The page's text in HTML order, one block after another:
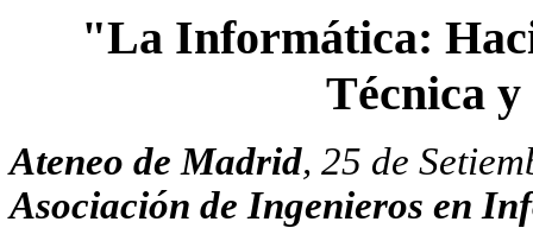
"La Informática:
Técnica
Ateneo de Madrid, 25 de
Asociación de Ingenieros en